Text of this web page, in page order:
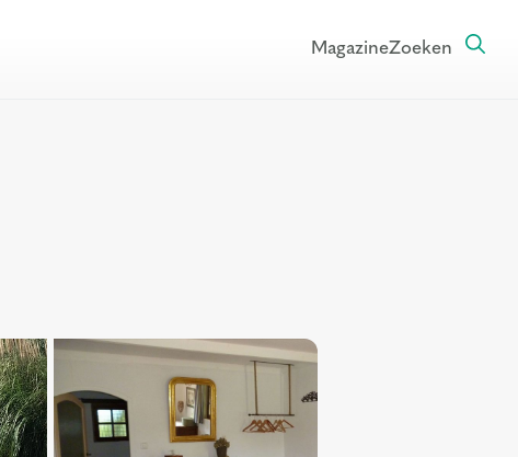
MagazineZoeken